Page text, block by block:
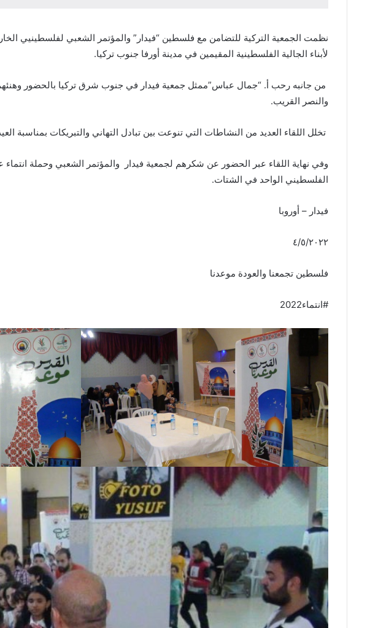
نظمت الجمعية التركية للتضامن مع فلسطين “فيدار” والمؤتمر الشعبي لفلسطينيي
لأبناء الجالية الفلسطينية المقيمين في مدينة أورفا جنوب تركيا.
من جانبه رحب أ. “جمال عباس”ممثل جمعية فيدار في جنوب شرق تركيا بالحضور وهنئهم
والنصر القريب.
تخلل اللقاء العديد من النشاطات التي تنوعت بين تبادل التهاني والتبريكات بمناسبة
وفي نهاية اللقاء عبر الحضور عن شكرهم لجمعية فيدار والمؤتمر الشعبي وحملة انتماء
الفلسطيني الواحد في الشتات.
فيدار – أوروبا
٤/٥/٢٠٢٢
فلسطين تجمعنا والعودة موعدنا
#انتماء2022